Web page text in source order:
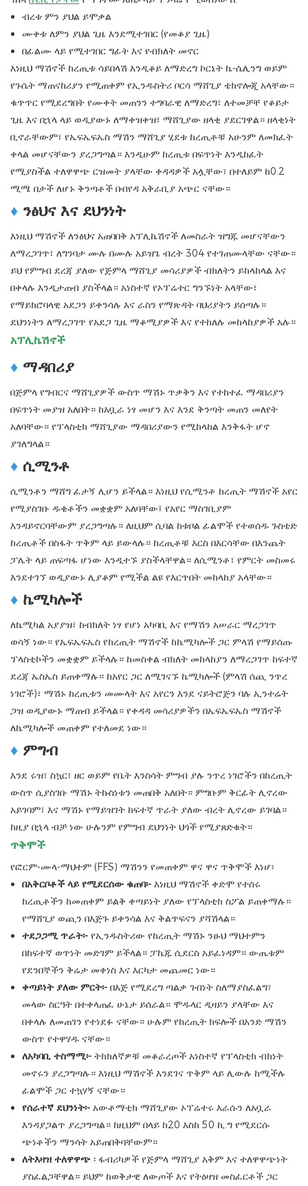
ብረቱ ምን ያህል ይሞቃል
ሙቀቱ ለምን ያህል ጊዜ እንደሚተገበር (የመቆያ ጊዜ)
በፊልሙ ላይ የሚተገበር ግፊት እና የብክለት መኖር
እነዚህ ማሽኖች ከረጢቱ ሳይበላሽ እንዲቆይ ለማድረግ ኮርኔት ኬ-ሴሊንግ ወይም
የጉሴት ማጠናከሪያን የሚጠቀም የኢንዱስትሪ ቦርሳ ማሸጊያ ቴክኖሎጂ አላቸው።
ቁጥጥር የሚደረግበት የሙቀት መጠንን ተግባራዊ ለማድረግ፣ ለተመቻቸ የቆይታ
ጊዜ እና በኋላ ላይ ወዲያውኑ ለማቀዝቀዝ፣ ማሸጊያው ዘላቂ ያደርገዋል። ዘላቂነት
ቢኖራቸውም፣ የኤፍኤፍኤስ ማሽን ማሸጊያ ሂደቱ ከረጢቶቹ አሁንም ለመክፈት
ቀላል መሆናቸውን ያረጋግጣል። እንዲሁም ከረጢቱ በፍጥነት እንዲከፈት
የሚያስችል ተለዋዋጭ ርዝመት ያላቸው ቀዳዳዎች አሏቸው፣ በተለይም ከ0.2
ሚሜ በታች ለሆኑ ቅንጣቶች በብየዳ አቅራቢያ አጭር ናቸው።
♦ ንፅህና እና ደህንነት
እነዚህ ማሽኖች ለንፅህና አጠባበቅ አፕሊኬሽኖች ለመስራት ዝግጁ መሆናቸውን
ለማረጋገጥ፣ ለግንባታ ሙሉ በሙሉ አይዝጌ ብረት 304 የተገጠሙላቸው ናቸው።
ይህ የምግብ ደረጃ ያለው የጅምላ ማሸጊያ መሳሪያዎች ብክለትን ይከላከላል እና
በቀላሉ እንዲታጠብ ያስችላል። አነስተኛ የኦፕሬተር ግንኙነት አላቸው፣
የማይክሮባላዊ አደጋን ይቀንሳሉ እና ራስን የማጽዳት ባህሪያትን ይሰጣሉ።
ደህንነትን ለማረጋገጥ የአደጋ ጊዜ ማቆሚያዎች እና የተከለሉ መከላከያዎች አሉ።
አፕሊኬሽኖች
♦ ማዳበሪያ
በጅምላ የግብርና ማሸጊያዎች ውስጥ ማሽኑ ጥቃቅን እና የተከተፈ ማዳበሪያን
በፍጥነት መያዝ አለበት። ከአቧራ ነፃ መሆን እና እንደ ቅንጣት መጠን መለየት
አለባቸው። የፕላስቲክ ማሸጊያው ማዳበሪያውን የሚከላከል እንቅፋት ሆኖ
ያገለግላል።
♦ ሲሚንቶ
ሲሚንቶን ማሸግ ፈታኝ ሊሆን ይችላል። እነዚህ የሲሚንቶ ከረጢት ማሽኖች አየር
የሚያስገቡ ዱቄቶችን መቋቋም አለባቸው፤ የአየር ማስገቢያም
እንዳይኖርባቸውም ያረጋግጣሉ። ለዚህም ሲባል ከቱቦል ፊልሞች የተወሰዱ ጉስቴድ
ከረጢቶች በስፋት ጥቅም ላይ ይውላሉ። ከረጢቶቹ እርስ በእርሳቸው በእንጨት
ፓሌት ላይ ጠፍጣፋ ሆነው እንዲተኙ ያስችላቸዋል። ለሲሚንቶ፣ የምርት መስመሩ
እንደተገኘ ወዲያውኑ ሊያቆም የሚችል ልዩ የእርጥበት መከላከያ አላቸው።
♦ ኬሚካሎች
ለኬሚካል አያያዝ፣ ከብክለት ነፃ የሆነ አካባቢ እና የማሽን አሠራር ማረጋገጥ
ወሳኝ ነው። የኤፍኤፍኤስ የከረጢት ማሽኖች ከኬሚካሎች ጋር ምላሽ የማይሰጡ
ፕላስቲኮችን መቋቋም ይችላሉ። ከመስቀል ብክለት መከላከያን ለማረጋገጥ ከፍተኛ
ደረጃ ኤስኤስ ይጠቀማሉ። ከአየር ጋር ለሚገናኙ ኬሚካሎች (ምላሽ ሰጪ ንጥረ
ነገሮች)፣ ማሽኑ ከረጢቱን መሙላት እና አየርን እንደ ናይትሮጅን ባሉ ኢንተሬት
ጋዝ ወዲያውኑ ማጠብ ይችላል። የቀዳዳ መሳሪያዎችን በኤፍኤፍኤስ ማሽኖች
ለኬሚካሎች መጠቀም የተለመደ ነው።
♦ ምግብ
እንደ ሩዝ፣ ስኳር፣ ዘር ወይም የቤት እንስሳት ምግብ ያሉ ንጥረ ነገሮችን በከረጢት
ውስጥ ሲያስገቡ ማሽኑ ትኩስነቱን መጠበቅ አለበት። ምግቡም ቅርፊት ሊኖረው
አይገባም፣ እና ማሽኑ የማይዝገት ከፍተኛ ጥራት ያለው ብረት ሊኖረው ይገባል።
ከዚያ በኋላ ብቻ ነው ሁሉንም የምግብ ደህንነት ህጎች የሚያጸድቁት።
ጥቅሞች
የፎርም-ሙላ-ማህተም (FFS) ማሽንን የመጠቀም ዋና ዋና ጥቅሞች እነሆ፡
በአቅርቦቶች ላይ የሚደርሰው ቁጠባ፡- እነዚህ ማሽኖች ቀድሞ የተሰሩ
ከረጢቶችን ከመጠቀም ይልቅ ቀጣይነት ያለው የፕላስቲክ ስፖል ይጠቀማሉ።
የማሸጊያ ወጪን በእጅጉ ይቀንሳል እና ቅልጥፍናን ያሻሽላል።
ተደጋጋሚ ጥራት፡- የኢንዱስትሪው የከረጢት ማሽኑ ንፁህ ማህተምን
በከፍተኛ ወጥነት መድገም ይችላል። ፓኬጁ ሲደርስ አይፈነዳም። ውጤቱም
የደንበኞችን ቅሬታ መቀነስ እና እርካታ መጨመር ነው።
ቀጣይነት ያለው ምርት፡- በእጅ የሚደረግ ጣልቃ ገብነት ስለማያስፈልግ፣
መላው ስርዓት በተቀላጠፈ ሁኔታ ይሰራል። ሞዱላር ዲዛይን ያላቸው እና
በቀላሉ ለመጠገን የተነደፉ ናቸው። ሁሉም የከረጢት ክፍሎች በአንድ ማሽን
ውስጥ የተዋሃዱ ናቸው።
ለአካባቢ ተስማሚ፡- ትክክለኛዎቹ መቆራረጦች አነስተኛ የፕላስቲክ ብክነት
መኖሩን ያረጋግጣሉ። እነዚህ ማሽኖች እንደገና ጥቅም ላይ ሊውሉ ከሚችሉ
ፊልሞች ጋር ተኳሃኝ ናቸው።
የሰራተኛ ደህንነት፡- አውቶማቲክ ማሸጊያው ኦፕሬተሩ እራሱን ለአቧራ
እንዳያጋልጥ ያረጋግጣል። ከዚህም በላይ ከ20 እስከ 50 ኪ.ግ የሚደርሱ
ጭነቶችን ማንሳት አይጠበቅባቸውም።
ለትእዛዝ ተለዋዋጭ ፡ ፋብሪካዎች የጅምላ ማሸጊያ አቅም እና ተለዋዋጭነት
ያስፈልጋቸዋል። ይህም ከወቅታዊ ለውጦች እና የትዕዛዝ መስፈርቶች ጋር